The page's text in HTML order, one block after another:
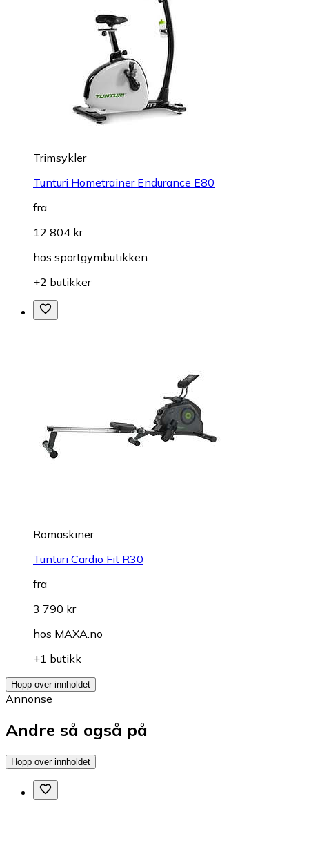
Trimsykler
Tunturi Hometrainer Endurance E80
fra
12 804 kr
hos sportgymbutikken
+2 butikker
Romaskiner
Tunturi Cardio Fit R30
fra
3 790 kr
hos MAXA.no
+1 butikk
Hopp over innholdet
Annonse
Andre så også på
Hopp over innholdet